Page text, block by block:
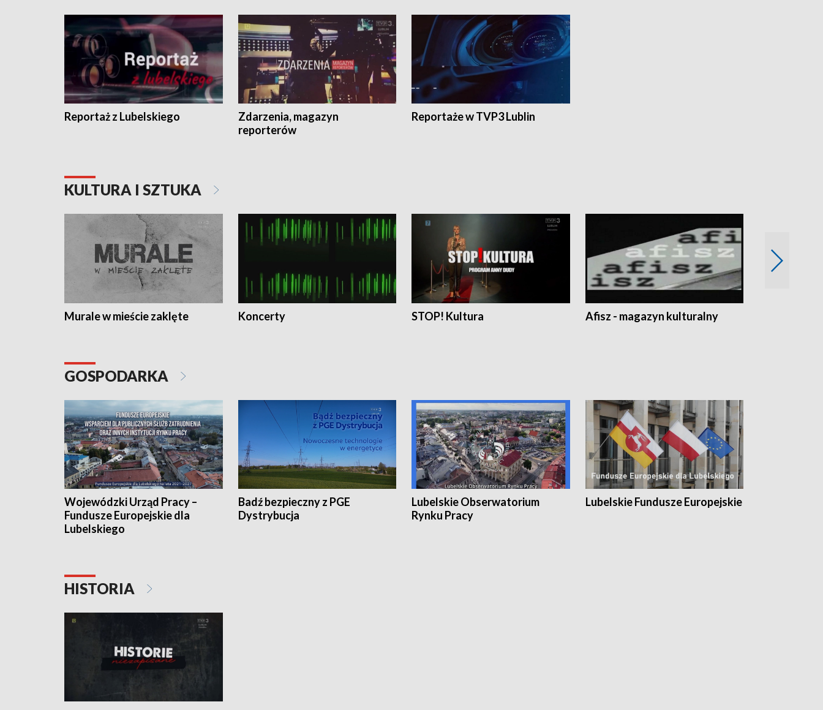
Reportaż z Lubelskiego
Zdarzenia, magazyn
reporterów
Reportaże w TVP3 Lublin
KULTURA I SZTUKA
Murale w mieście zaklęte Koncerty STOP! Kultura Afisz - magazyn kulturalny
GOSPODARKA
Wojewódzki Urząd Pracy –
Fundusze Europejskie dla
Lubelskiego
Badź bezpieczny z PGE
Dystrybucja
Lubelskie Obserwatorium
Rynku Pracy
Lubelskie Fundusze Europejskie
HISTORIA